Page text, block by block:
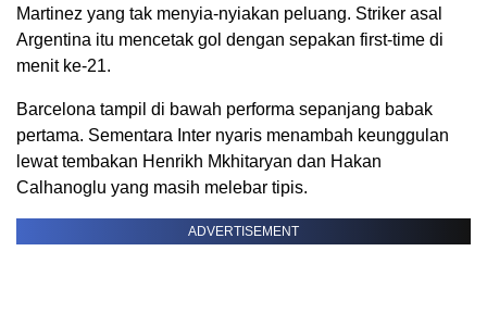
Martinez yang tak menyia-nyiakan peluang. Striker asal
Argentina itu mencetak gol dengan sepakan first-time di
menit ke-21.
Barcelona tampil di bawah performa sepanjang babak
pertama. Sementara Inter nyaris menambah keunggulan
lewat tembakan Henrikh Mkhitaryan dan Hakan
Calhanoglu yang masih melebar tipis.
ADVERTISEMENT